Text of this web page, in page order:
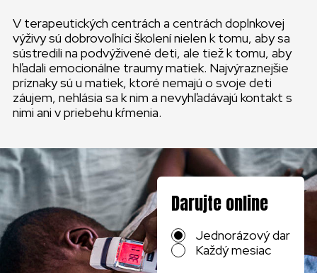
V terapeutických centrách a centrách doplnkovej
výživy sú dobrovoľníci školení nielen k tomu, aby sa
sústredili na podvýživené deti, ale tiež k tomu, aby
hľadali emocionálne traumy matiek. Najvýraznejšie
príznaky sú u matiek, ktoré nemajú o svoje deti
záujem, nehlásia sa k nim a nevyhľadávajú kontakt s
nimi ani v priebehu kŕmenia.
Darujte online
Jednorázový dar
Každý mesiac